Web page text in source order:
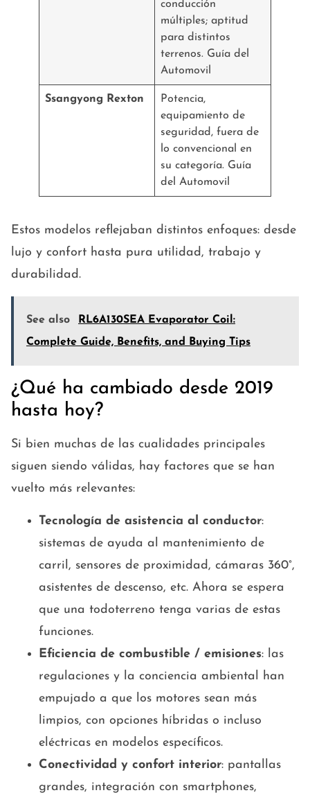
conducción
múltiples; aptitud
para distintos
terrenos. Guía del
Automovil
Ssangyong Rexton
Potencia,
equipamiento de
seguridad, fuera de
lo convencional en
su categoría. Guía
del Automovil
Estos modelos reflejaban distintos enfoques: desde
lujo y confort hasta pura utilidad, trabajo y
durabilidad.
See also
RL6A130SEA Evaporator Coil:
Complete Guide, Benefits, and Buying Tips
¿Qué ha cambiado desde 2019
hasta hoy?
Si bien muchas de las cualidades principales
siguen siendo válidas, hay factores que se han
vuelto más relevantes:
Tecnología de asistencia al conductor:
sistemas de ayuda al mantenimiento de
carril, sensores de proximidad, cámaras 360°,
asistentes de descenso, etc. Ahora se espera
que una todoterreno tenga varias de estas
funciones.
Eficiencia de combustible / emisiones: las
regulaciones y la conciencia ambiental han
empujado a que los motores sean más
limpios, con opciones híbridas o incluso
eléctricas en modelos específicos.
Conectividad y confort interior: pantallas
grandes, integración con smartphones,